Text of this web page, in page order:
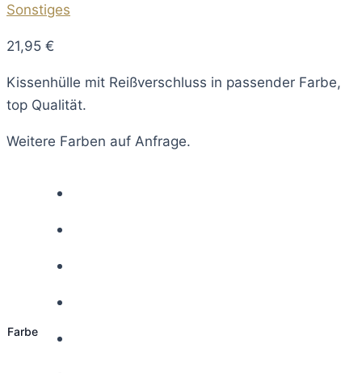
Sonstiges
21,95 €
Kissenhülle mit Reißverschluss in passender Farbe,
top Qualität.
Weitere Farben auf Anfrage.
Farbe